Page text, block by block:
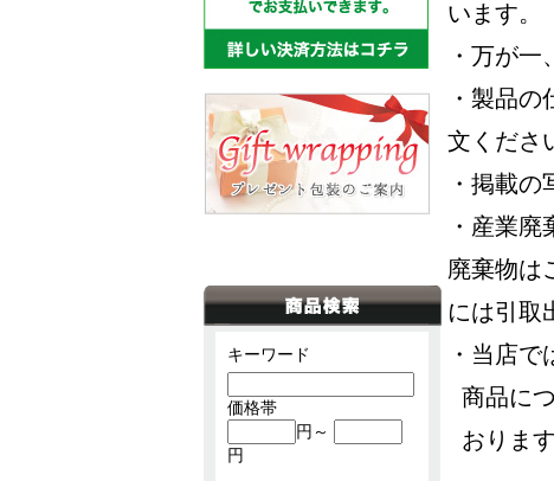
キーワード
価格帯
円～
円
います。
・万が一
・製品
文くださ
・掲載
・産業
廃棄物は
には引取
・当店
商品に
おります